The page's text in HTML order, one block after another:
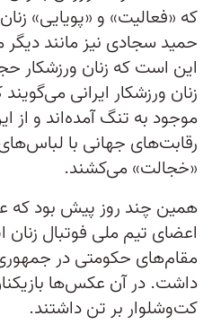
که «فعالیت» و «پویایی»
حمید سجادی نیز مانند
این است که زنان ورزشکار
زنان ورزشکار ایرانی
موجود به تنگ آمده‌اند و از
رقابت‌های جهانی با
«خجالت» می‌کشند.
همین چند روز پیش بود
اعضای تیم ملی فوتبال زنان
مقام‌های حکومتی در جمهوری
داشت. در آن عکس‌ها
کت‌وشلوار بر تن داشتند.